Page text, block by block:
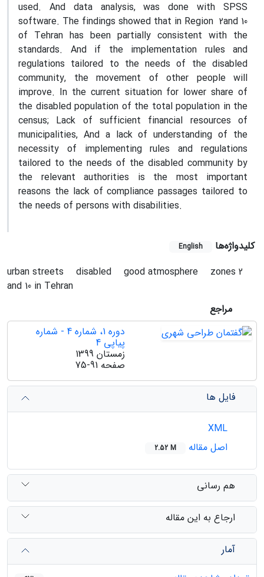
used. And data analysis, was done with SPSS
software. The findings showed that in Region 2and 10
of Tehran has been partially consistent with the
standards. And if the implementation rules and
regulations tailored to the needs of the disabled
community, the movement of other people will
improve. In the current situation for lower share of
the disabled population of the total population in the
census; Lack of sufficient financial resources of
municipalities, And a lack of understanding of the
necessity of implementing rules and regulations
tailored to the needs of the disabled community by
the relevant authorities is the most important
reasons the lack of compliance passages tailored to
the needs of persons with disabilities.
کلیدواژه‌ها English
urban streets disabled good atmosphere
zones 2
and 10 in Tehran
مراجع
دوره 1، شماره 4 - شماره
پیاپی 4
زمستان 1399
صفحه 75-91
فایل ها
اصل مقاله
2.52 M
هم رسانی
ارجاع به این مقاله
آمار